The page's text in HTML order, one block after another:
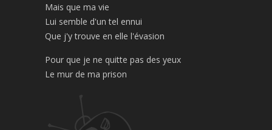
Mais que ma vie
Lui semble d'un tel ennui
Que j'y trouve en elle l'évasion
Pour que je ne quitte pas des yeux
Le mur de ma prison